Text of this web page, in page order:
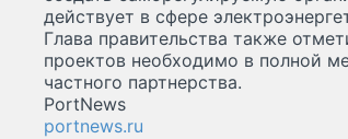
действует в сфере
Глава правительства также
проектов необходимо в полной
частного партнерства.
PortNews
portnews.ru